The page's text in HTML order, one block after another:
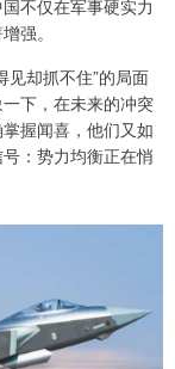
不仅在军事硬实力
强。
见却抓不住”的局面
下，在未来的冲突
握闻喜，他们又如
：势力均衡正在悄